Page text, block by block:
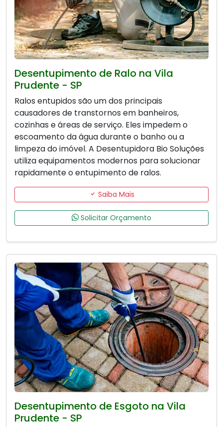
Desentupimento de Ralo na Vila
Prudente - SP
Ralos entupidos são um dos principais
causadores de transtornos em banheiros,
cozinhas e áreas de serviço. Eles impedem o
escoamento da água durante o banho ou a
limpeza do imóvel. A Desentupidora Bio Soluções
utiliza equipamentos modernos para solucionar
rapidamente o entupimento de ralos.
Saiba Mais
Solicitar Orçamento
Desentupimento de Esgoto na Vila
Prudente - SP